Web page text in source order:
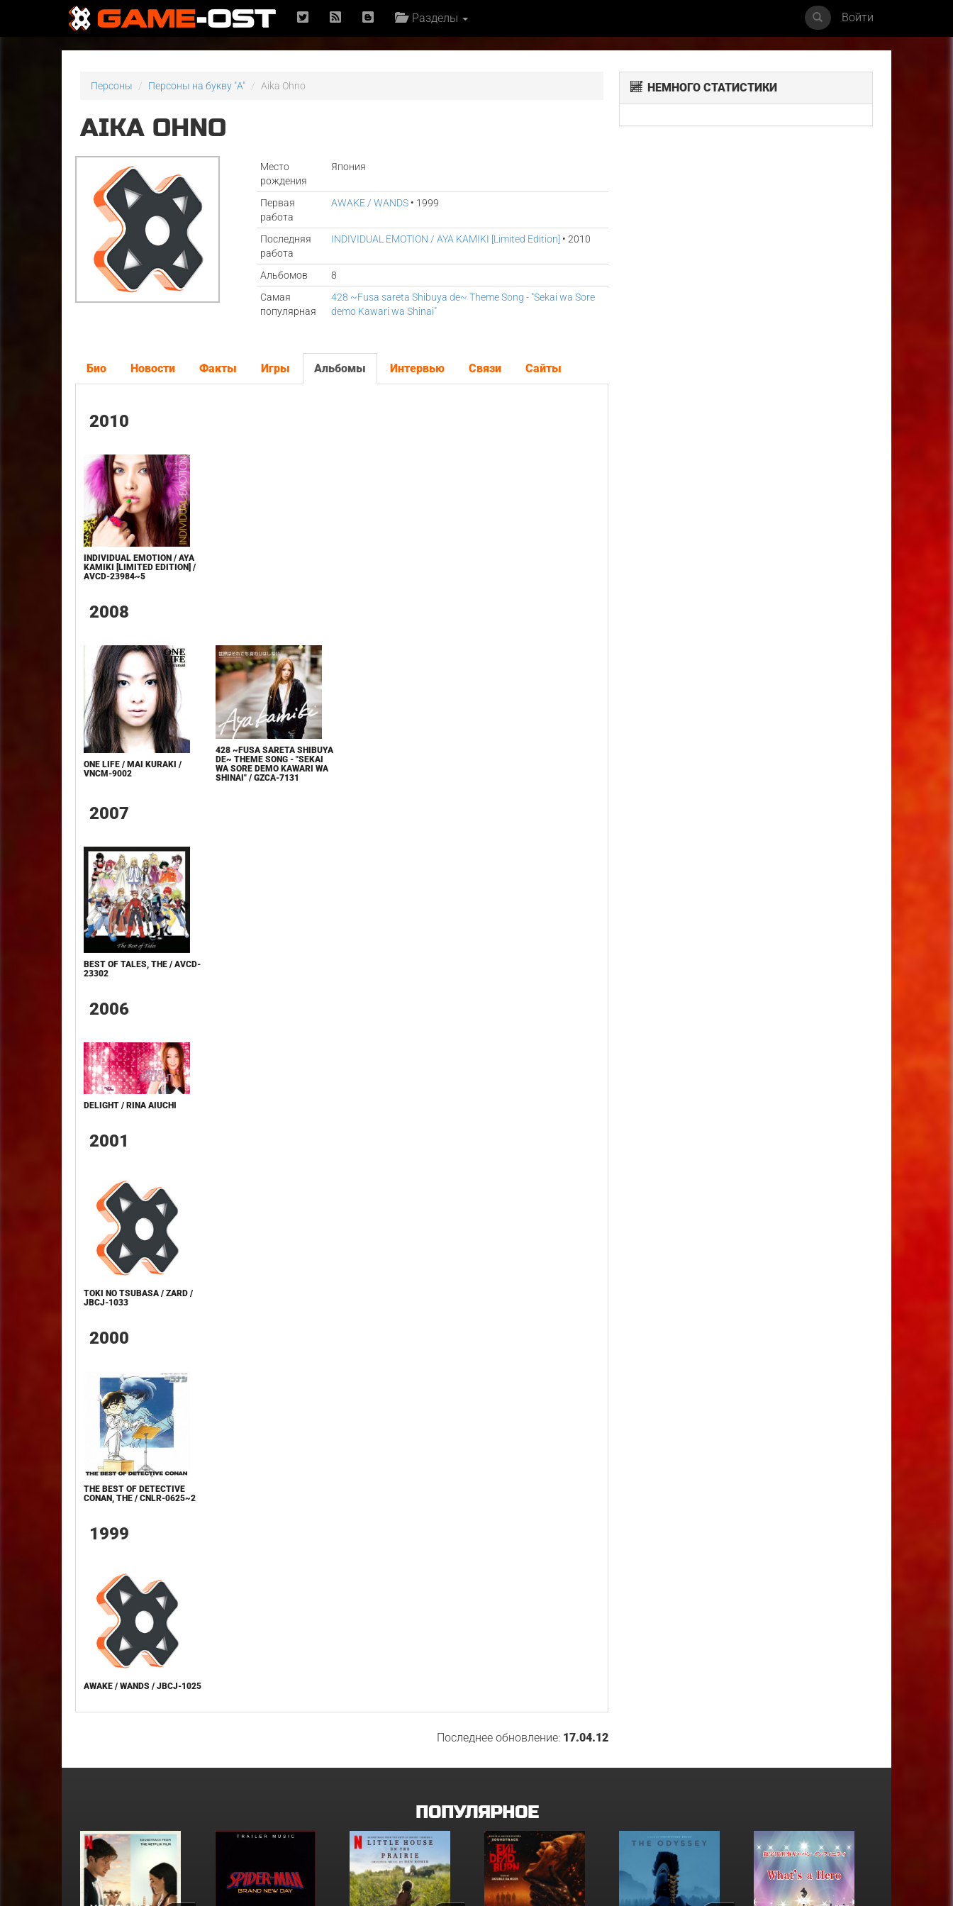
Разделы Войти
Персоны Персоны на букву "A" Aika Ohno
AIKA OHNO
Место
рождения
Япония
Первая
работа
AWAKE / WANDS• 1999
Последняя
работа
INDIVIDUAL EMOTION / AYA KAMIKI [Limited Edition] • 2010
Альбомов
8
Самая
популярная
428 ~Fusa sareta Shibuya de~ Theme Song - "Sekai wa Sore
demo Kawari wa Shinai"
Био Новости Факты Игры Альбомы Интервью Связи Сайты
2010
INDIVIDUAL EMOTION / AYA
KAMIKI [LIMITED EDITION] /
AVCD-23984~5
2008
ONE LIFE / MAI KURAKI /
VNCM-9002
428 ~FUSA SARETA SHIBUYA
DE~ THEME SONG - "SEKAI
WA SORE DEMO KAWARI WA
SHINAI" / GZCA-7131
2007
BEST OF TALES, THE / AVCD-
23302
2006
DELIGHT / RINA AIUCHI
2001
TOKI NO TSUBASA / ZARD /
JBCJ-1033
2000
THE BEST OF DETECTIVE
CONAN, THE / CNLR-0625~2
1999
AWAKE / WANDS / JBCJ-1025
Последнее обновление: 17.04.12
НЕМНОГО СТАТИСТИКИ
ПОПУЛЯРНОЕ